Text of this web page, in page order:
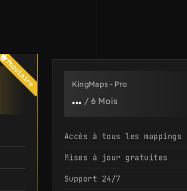
Populaire KingMaps - Pro
... / 6 Mois
Accès à tous les mappings
Mises à jour gratuites
Support 24/7